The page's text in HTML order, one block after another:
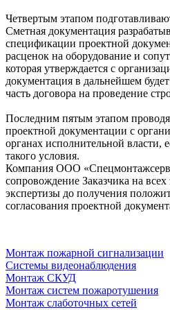
Четвертым этапом
Сметная документация
спецификации проектной
расценок на оборудование и
которая утверждается с
документация в дальнейшем
часть договора на проведение
Последним пятым этапом
проектной документации с
органах исполнительной власти,
такого условия.
Компания ООО
сопровождение Заказчика на всех
экспертизы до получения
согласования проектной
Монтаж пожарной сигнализации
Системы видеонаблюдения
Монтаж СКУД
Монтаж систем пожаротушения
Монтаж слаботочных сетей